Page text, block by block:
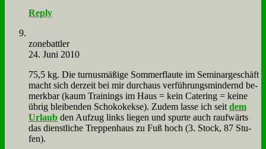
Reply
zone­batt­ler
24. Juni 2010
75,5 kg. Die tur­nus­mä­ßi­ge Som­mer­flau­te im Se­mi­nar­ge­schäft
macht sich der­zeit bei mir durch­aus ver­füh­rungs­min­dernd be­
merk­bar (kaum Trai­nings im Haus = kein Ca­te­ring = kei­ne
üb­rig blei­ben­den Scho­ko­kek­se). Zu­dem las­se ich seit dem
Ur­laub den Auf­zug links lie­gen und spur­te auch rauf­wärts
das dienst­li­che Trep­pen­haus zu Fuß hoch (3. Stock, 87 Stu­
fen).